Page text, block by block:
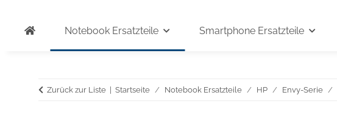
Notebook Ersatzteile Smartphone Ersatzteile
Zurück zur Liste Startseite Notebook Ersatzteile HP Envy-Serie